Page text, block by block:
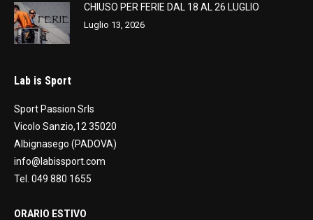
CHIUSO PER FERIE DAL 18 AL 26 LUGLIO
Luglio 13, 2026
Lab is Sport
Sport Passion Srls
Vicolo Sanzio,12 35020
Albignasego (PADOVA)
info@labissport.com
Tel. 049 880 1655
ORARIO ESTIVO